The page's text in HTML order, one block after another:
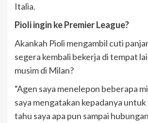
Italia.
Pioli ingin ke Premier League?
Akankah Pioli mengambil cuti
segera kembali bekerja di tempat
musim di Milan?
“Agen saya menelepon beberapa
saya mengatakan kepadanya
tahu saya apa pun sampai